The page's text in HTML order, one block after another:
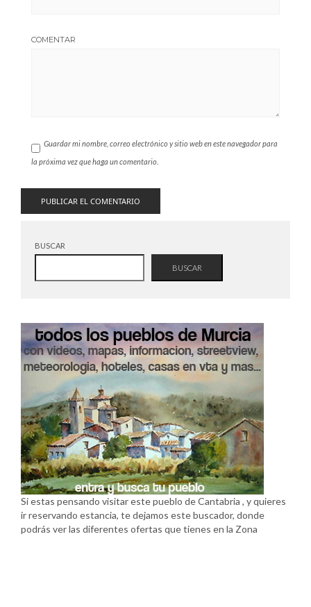
COMENTAR
Guardar mi nombre, correo electrónico y sitio web en este navegador para
la próxima vez que haga un comentario.
BUSCAR
BUSCAR
Si estas pensando visitar este pueblo de Cantabria , y quieres
ir reservando estancia, te dejamos este buscador, donde
podrás ver las diferentes ofertas que tienes en la Zona